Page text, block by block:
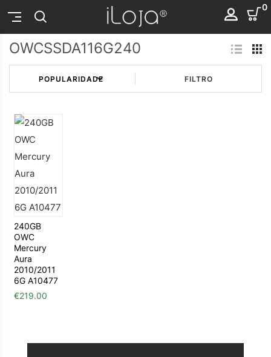
0
OWCSSDA116G240
FILTRO
240GB
OWC
Mercury
Aura
2010/2011
6G A10477
€219.00